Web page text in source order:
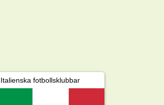
Italienska fotbollsklubbar